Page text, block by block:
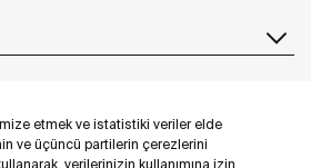
etmek ve istatistiki veriler elde
ve üçüncü partilerin çerezlerini
verilerinizin kullanımına izin